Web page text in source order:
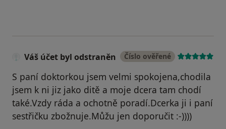
Váš účet byl odstraněn Číslo ověřené
S paní doktorkou jsem velmi spokojena,chodila
jsem k ni jiz jako ditě a moje dcera tam chodí
také.Vzdy ráda a ochotně poradí.Dcerka ji i paní
sestřičku zbožnuje.Můžu jen doporučit :-))))